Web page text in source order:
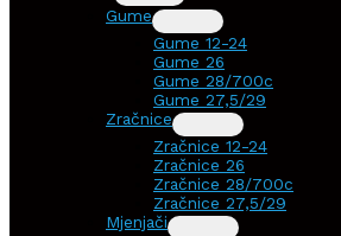
Gume
Gume 12-24
Gume 26
Gume 28/700c
Gume 27,5/29
Zračnice
Zračnice 12-24
Zračnice 26
Zračnice 28/700c
Zračnice 27,5/29
Mjenjači